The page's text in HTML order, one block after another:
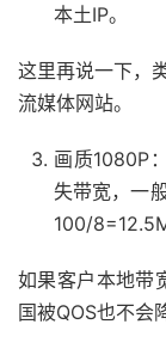
本土IP。
这里再说一下，
流媒体网站。
画质1080P
失带宽，一
100/
如果客户本地带
国被QOS也不会